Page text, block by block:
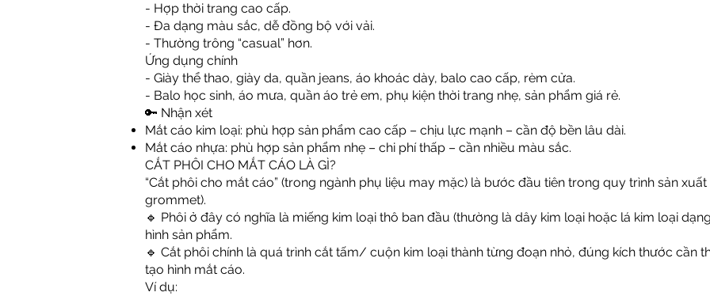
- Hợp thời trang cao cấp.
- Đa dạng màu sắc, dễ đồng bộ với vải.
- Thường trông “casual” hơn.
Ứng dụng chính
- Giày thể thao, giày da, quần jeans, áo khoác dày, balo cao cấp, rèm cửa.
- Balo học sinh, áo mưa, quần áo trẻ em, phụ kiện thời trang nhẹ, sản phẩm giá rẻ.
🔑 Nhận xét
Mắt cáo kim loại: phù hợp sản phẩm cao cấp – chịu lực mạnh – cần độ bền lâu dài.
Mắt cáo nhựa: phù hợp sản phẩm nhẹ – chi phí thấp – cần nhiều màu sắc.
CẮT PHÔI CHO MẮT CÁO LÀ GÌ?
“Cắt phôi cho mắt cáo” (trong ngành phụ liệu may mặc) là bước đầu tiên trong quy trình sản
grommet).
🔹 Phôi ở đây có nghĩa là miếng kim loại thô ban đầu (thường là dây kim loại hoặc lá kim loại
hình sản phẩm.
🔹 Cắt phôi chính là quá trình cắt tấm/ cuộn kim loại thành từng đoạn nhỏ, đúng kích thước cần
tạo hình mắt cáo.
Ví dụ: